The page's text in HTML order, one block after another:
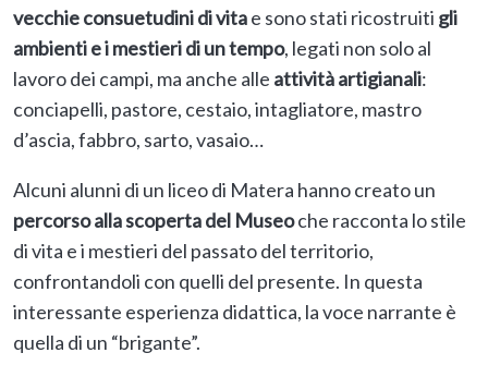
vecchie consuetudini di vitae sono stati ricostruiti gli
ambienti e i mestieri di un tempo, legati non solo al
lavoro dei campi, ma anche alle attività artigianali:
conciapelli, pastore, cestaio, intagliatore, mastro
d’ascia, fabbro, sarto, vasaio…
Alcuni alunni di un liceo di Matera hanno creato un
percorso alla scoperta del Museoche racconta lo stile
di vita e i mestieri del passato del territorio,
confrontandoli con quelli del presente. In questa
interessante esperienza didattica, la voce narrante è
quella di un “brigante”.